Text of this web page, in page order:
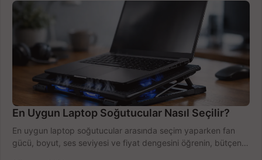
En Uygun Laptop Soğutucular Nasıl Seçilir?
En uygun laptop soğutucular arasında seçim yaparken fan
gücü, boyut, ses seviyesi ve fiyat dengesini öğrenin, bütçenizi